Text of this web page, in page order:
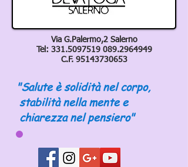
Via G.Palermo,2 Salerno
Tel: 331.5097519 089.2964949
C.F. 95143730653
"Salute è solidità nel corpo,
stabilità nella mente e
chiarezza nel pensiero"